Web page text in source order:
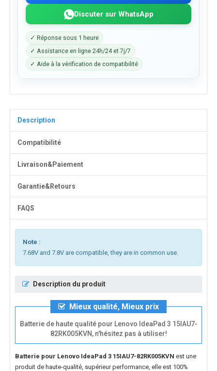
Discuter sur WhatsApp
✓ Réponse sous 1 heure
✓ Assistance en ligne 24h/24 et 7j/7
✓ Aide à la vérification de compatibilité
Description
Compatibilité
Livraison&Paiement
Garantie&Retours
FAQS
Note :
7.68V and 7.8V are compatible, they are in common use.
Description du produit
Mieux qualité, Mieux prix
Batterie de haute qualité pour Lenovo IdeaPad 3 15IAU7-
82RK005KVN, n'hésitez pas à utiliser!
Batterie pour Lenovo IdeaPad 3 15IAU7-82RK005KVN est une
produit de haute-qualité, supérieur performance, elle est 100%